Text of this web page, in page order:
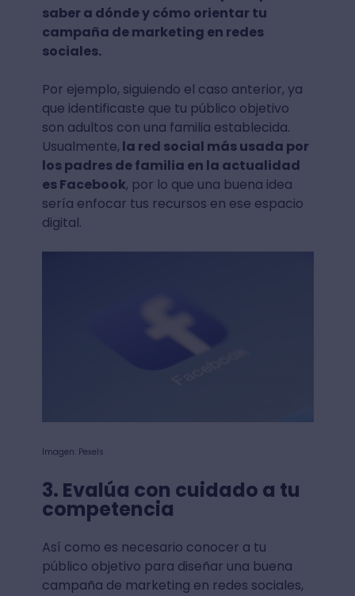
saber a dónde y cómo orientar tu
campaña de marketing en redes
sociales.
Por ejemplo, siguiendo el caso anterior, ya
que identificaste que tu público objetivo
son adultos con una familia establecida.
Usualmente, la red social más usada por
los padres de familia en la actualidad
es Facebook, por lo que una buena idea
sería enfocar tus recursos en ese espacio
digital.
Imagen: Pexels
3. Evalúa con cuidado a tu
competencia
Así como es necesario conocer a tu
público objetivo para diseñar una buena
campaña de marketing en redes sociales,